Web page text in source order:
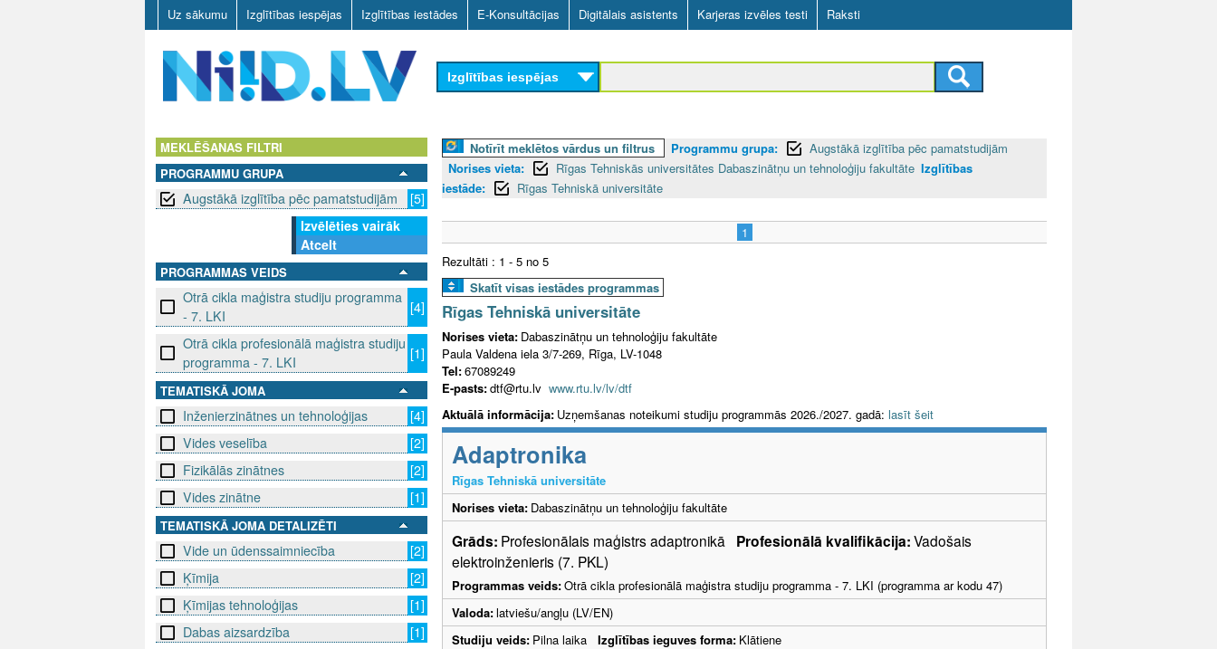
Skip
to
main
content
Uz sākumu Izglītības iespējas Izglītības iestādes E-Konsultācijas Digitālais asistents Karjeras izvēles testi Raksti
V
Izglītības iespējas
MEKLĒŠANAS FILTRI
PROGRAMMU GRUPA
Augstākā izglītība pēc pamatstudijām
[5]
Izvēlēties vairāk
Atcelt
PROGRAMMAS VEIDS
Otrā cikla maģistra studiju programma
- 7. LKI
[4]
Otrā cikla profesionālā maģistra studiju
programma - 7. LKI
[1]
TEMATISKĀ JOMA
Inženierzinātnes un tehnoloģijas
[4]
Vides veselība
[2]
Fizikālās zinātnes
[2]
Vides zinātne
[1]
TEMATISKĀ JOMA DETALIZĒTI
Vide un ūdenssaimniecība
[2]
Ķīmija
[2]
Ķīmijas tehnoloģijas
[1]
Dabas aizsardzība
[1]
Notīrīt meklētos vārdus un filtrus Programmu grupa:
Augstākā izglītība pēc pamatstudijām
Norises vieta:
Rīgas Tehniskās universitātes Dabaszinātņu un tehnoloģiju fakultāte Izglītības
iestāde:
Rīgas Tehniskā universitāte
1
Rezultāti : 1 - 5 no 5
Skatīt visas iestādes programmas
Rīgas Tehniskā universitāte
Norises vieta: Dabaszinātņu un tehnoloģiju fakultāte
Paula Valdena iela 3/7-269, Rīga, LV-1048
Tel:67089249
E-pasts:dtf@rtu.lv www.rtu.lv/lv/dtf
Aktuālā informācija: Uzņemšanas noteikumi studiju programmās 2026./2027. gadā: lasīt šeit
Adaptronika
Rīgas Tehniskā universitāte
Norises vieta: Dabaszinātņu un tehnoloģiju fakultāte
Grāds: Profesionālais maģistrs adaptronikā Profesionālā kvalifikācija:Vadošais
elektroinženieris (7. PKL)
Programmas veids:Otrā cikla profesionālā maģistra studiju programma - 7. LKI (programma ar kodu 47)
Valoda:latviešu/angļu (LV/EN)
Studiju veids: Pilna laika Izglītības ieguves forma: Klātiene